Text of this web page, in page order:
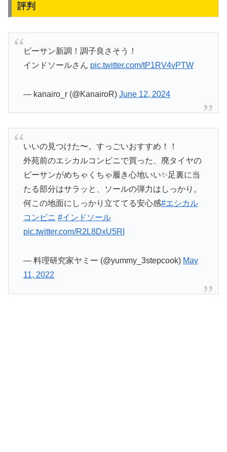
評判
ビーサン新調！調子良さそう！
インドソールさん pic.twitter.com/tP1RV4vPTW
— kanairo_r (@KanairoR) June 12, 2024
いいの見つけた〜。すっごいおすすめ！！
外苑前のエシカルコンビニで買った、廃タイヤの
ビーサンがめちゃくちゃ履き心地いい✨足裏に当
たる部分はサラッと、ソールの弾力はしっかり。
何この地面にしっかり立ててる安心感#エシカル
コンビニ #インドソール
pic.twitter.com/R2L8DxU5RI
— 料理研究家ヤミー (@yummy_3stepcook) May
11, 2022